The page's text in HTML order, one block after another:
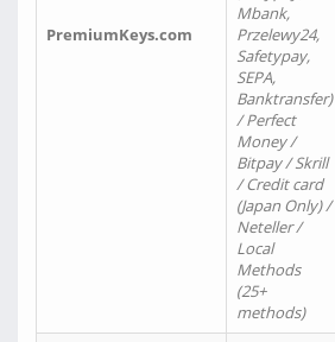
PremiumKeys.com
Mbank,
Przelewy24,
Safetypay,
SEPA,
Banktransfer)
/ Perfect
Money /
Bitpay / Skrill
/ Credit card
(Japan Only) /
Neteller /
Local
Methods
(25+
methods)